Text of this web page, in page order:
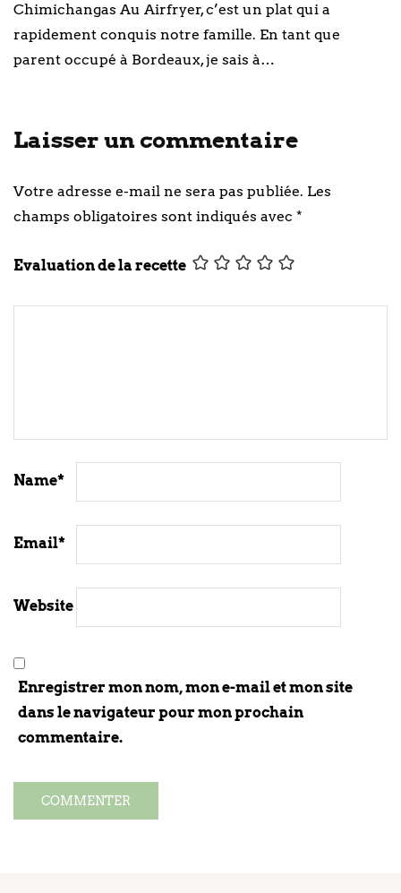
Chimichangas Au Airfryer, c’est un plat qui a
rapidement conquis notre famille. En tant que
parent occupé à Bordeaux, je sais à…
Laisser un commentaire
Votre adresse e-mail ne sera pas publiée. Les
champs obligatoires sont indiqués avec *
Evaluation de la recette
Name*
Email*
Website
Enregistrer mon nom, mon e-mail et mon site
dans le navigateur pour mon prochain
commentaire.